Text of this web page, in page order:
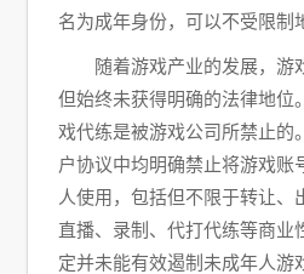
名为成年身份，可以不受限制
随着游戏产业的发展，游
但始终未获得明确的法律地位
戏代练是被游戏公司所禁止的
户协议中均明确禁止将游戏账
人使用，包括但不限于转让、
直播、录制、代打代练等商业
定并未能有效遏制未成年人游